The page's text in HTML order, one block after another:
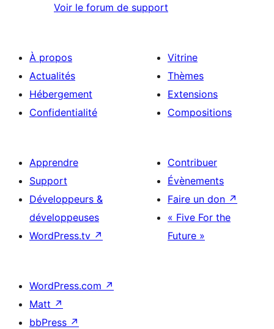
Voir le forum de support
À propos
Actualités
Hébergement
Confidentialité
Vitrine
Thèmes
Extensions
Compositions
Apprendre
Support
Développeurs &
développeuses
WordPress.tv ↗
Contribuer
Évènements
Faire un don ↗
« Five For the
Future »
WordPress.com ↗
Matt ↗
bbPress ↗